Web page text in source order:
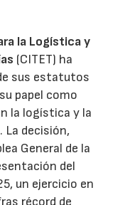
la Logística y
(CITET) ha
sus estatutos
papel como
la logística y la
La decisión,
General de la
del
un ejercicio en
récord de